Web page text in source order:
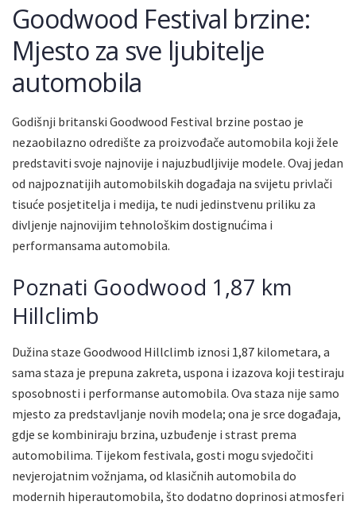
Goodwood Festival brzine:
Mjesto za sve ljubitelje
automobila
Godišnji britanski Goodwood Festival brzine postao je
nezaobilazno odredište za proizvođače automobila koji žele
predstaviti svoje najnovije i najuzbudljivije modele. Ovaj jedan
od najpoznatijih automobilskih događaja na svijetu privlači
tisuće posjetitelja i medija, te nudi jedinstvenu priliku za
divljenje najnovijim tehnološkim dostignućima i
performansama automobila.
Poznati Goodwood 1,87 km
Hillclimb
Dužina staze Goodwood Hillclimb iznosi 1,87 kilometara, a
sama staza je prepuna zakreta, uspona i izazova koji testiraju
sposobnosti i performanse automobila. Ova staza nije samo
mjesto za predstavljanje novih modela; ona je srce događaja,
gdje se kombiniraju brzina, uzbuđenje i strast prema
automobilima. Tijekom festivala, gosti mogu svjedočiti
nevjerojatnim vožnjama, od klasičnih automobila do
modernih hiperautomobila, što dodatno doprinosi atmosferi